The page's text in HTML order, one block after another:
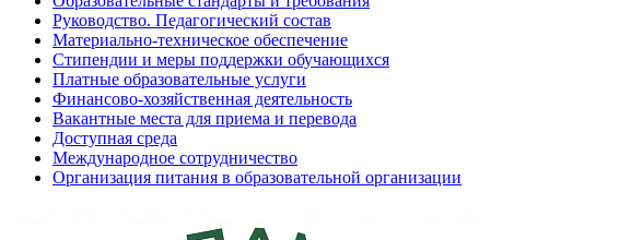
Руководство. Педагогический состав
Материально-техническое обеспечение
Стипендии и меры поддержки обучающихся
Платные образовательные услуги
Финансово-хозяйственная деятельность
Вакантные места для приема и перевода
Доступная среда
Международное сотрудничество
Организация питания в образовательной организации